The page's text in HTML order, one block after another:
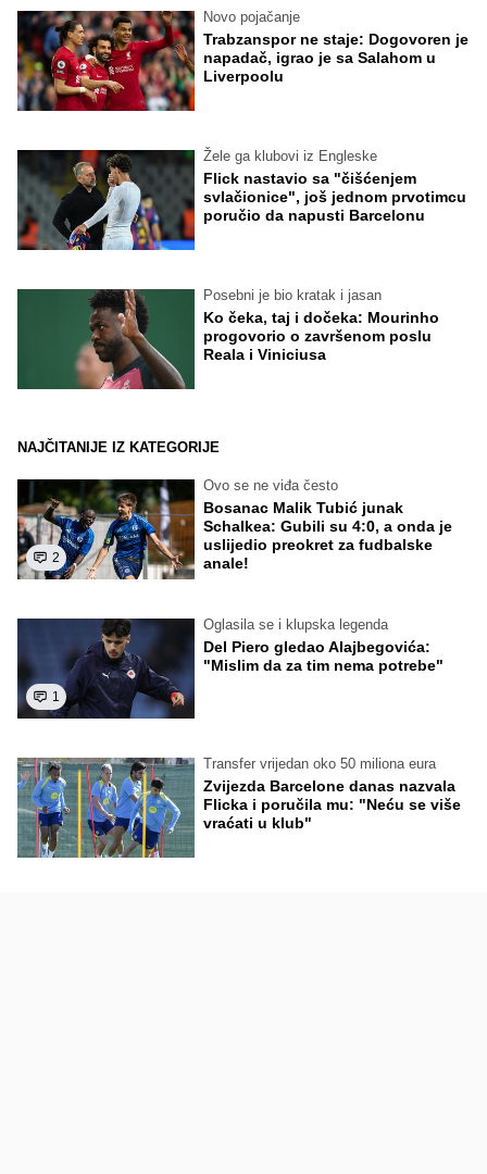
Novo pojačanje
Trabzanspor ne staje: Dogovoren je
napadač, igrao je sa Salahom u
Liverpoolu
Žele ga klubovi iz Engleske
Flick nastavio sa "čišćenjem
svlačionice", još jednom prvotimcu
poručio da napusti Barcelonu
Posebni je bio kratak i jasan
Ko čeka, taj i dočeka: Mourinho
progovorio o završenom poslu
Reala i Viniciusa
NAJČITANIJE IZ KATEGORIJE
2
Ovo se ne viđa često
Bosanac Malik Tubić junak
Schalkea: Gubili su 4:0, a onda je
uslijedio preokret za fudbalske
anale!
1
Oglasila se i klupska legenda
Del Piero gledao Alajbegovića:
"Mislim da za tim nema potrebe"
Transfer vrijedan oko 50 miliona eura
Zvijezda Barcelone danas nazvala
Flicka i poručila mu: "Neću se više
vraćati u klub"